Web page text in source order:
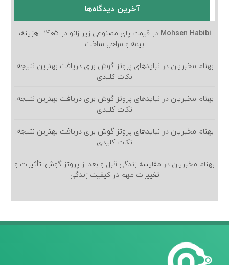
آخرین دیدگاه‌ها
Mohsen Habibi در
قیمت پای مصنوعی زیر زانو در ۱۴۰۵ | هزینه،
بیمه و مراحل ساخت
بهنام مخبریان در نبایدهای پروتز گوش برای دریافت بهترین نتیجه:
نکات کلیدی
بهنام مخبریان در نبایدهای پروتز گوش برای دریافت بهترین نتیجه:
نکات کلیدی
بهنام مخبریان در نبایدهای پروتز گوش برای دریافت بهترین نتیجه:
نکات کلیدی
بهنام مخبریان در مقایسه زندگی قبل و بعد از پروتز گوش: تأثیرات و
تغییرات مهم در کیفیت زندگی